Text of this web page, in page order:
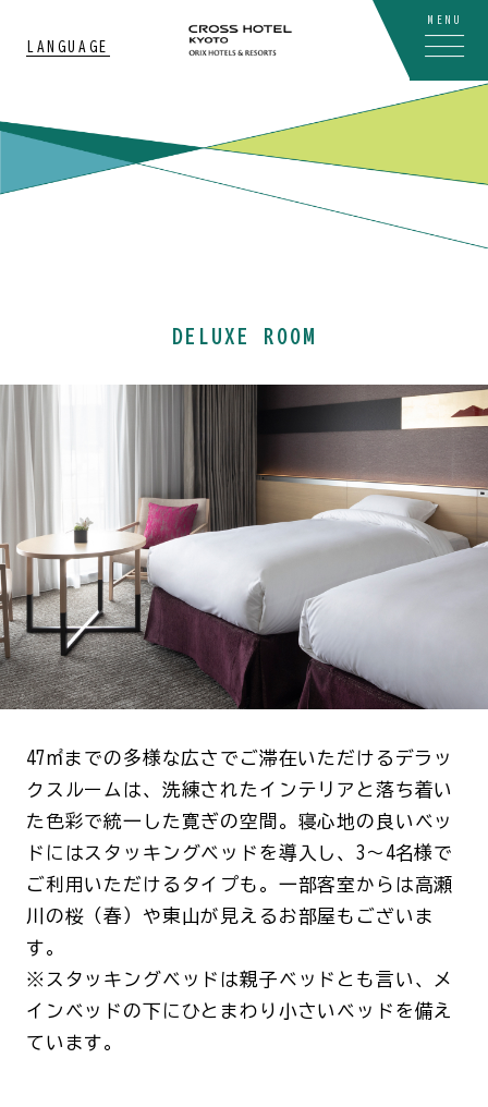
LANGUAGE
MENU
DELUXE ROOM
47㎡までの多様な広さでご滞在いただけるデラッ
クスルームは、洗練されたインテリアと落ち着い
た色彩で統一した寛ぎの空間。寝心地の良いベッ
ドにはスタッキングベッドを導入し、3～4名様で
ご利用いただけるタイプも。一部客室からは高瀬
川の桜（春）や東山が見えるお部屋もございま
す。
※スタッキングベッドは親子ベッドとも言い、メ
インベッドの下にひとまわり小さいベッドを備え
ています。